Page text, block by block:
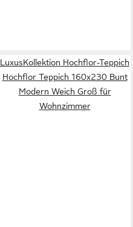
LuxusKollektion Hochflor-Teppich
Hochflor Teppich 160x230 Bunt
Modern Weich Groß für
Wohnzimmer